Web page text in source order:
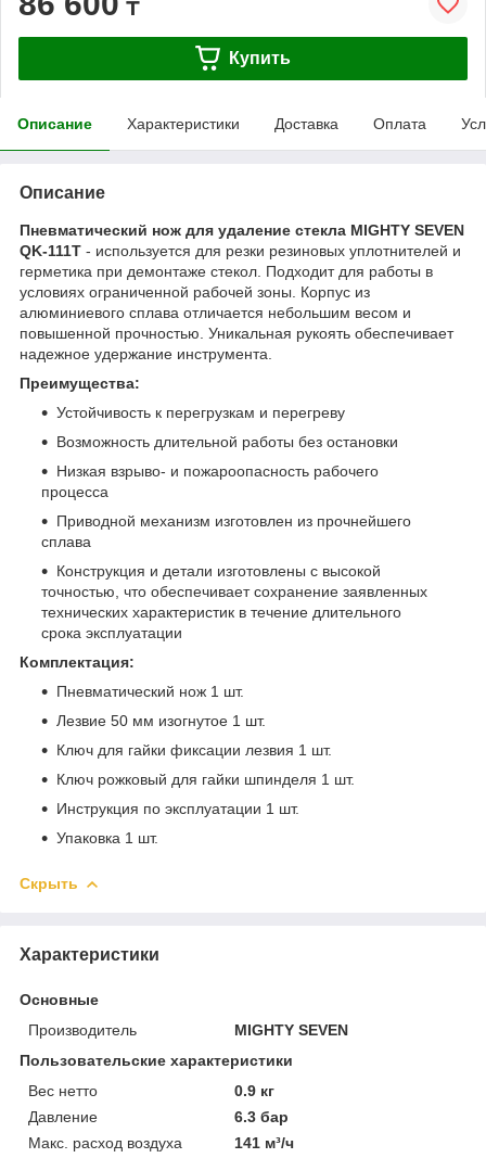
₸
Купить
Описание Характеристики Доставка Оплата
Описание
Пневматический нож для удаление стекла MIGHTY SEVEN
QK-111T - используется для резки резиновых уплотнителей и
герметика при демонтаже стекол. Подходит для работы в
условиях ограниченной рабочей зоны. Корпус из
алюминиевого сплава отличается небольшим весом и
повышенной прочностью. Уникальная рукоять обеспечивает
надежное удержание инструмента.
Преимущества:
Устойчивость к перегрузкам и перегреву
Возможность длительной работы без остановки
Низкая взрыво- и пожароопасность рабочего
процесса
Приводной механизм изготовлен из прочнейшего
сплава
Конструкция и детали изготовлены с высокой
точностью, что обеспечивает сохранение заявленных
технических характеристик в течение длительного
срока эксплуатации
Комплектация:
Пневматический нож 1 шт.
Лезвие 50 мм изогнутое 1 шт.
Ключ для гайки фиксации лезвия 1 шт.
Ключ рожковый для гайки шпинделя 1 шт.
Инструкция по эксплуатации 1 шт.
Упаковка 1 шт.
Скрыть
Характеристики
Основные
Производитель
MIGHTY SEVEN
Пользовательские характеристики
Вес нетто
0.9 кг
Давление
6.3 бар
Макс. расход воздуха
141 м³/ч